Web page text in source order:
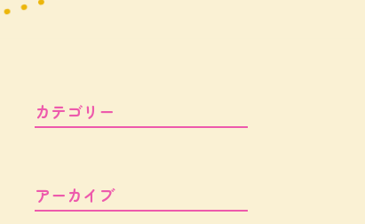
カテゴリー
アーカイブ